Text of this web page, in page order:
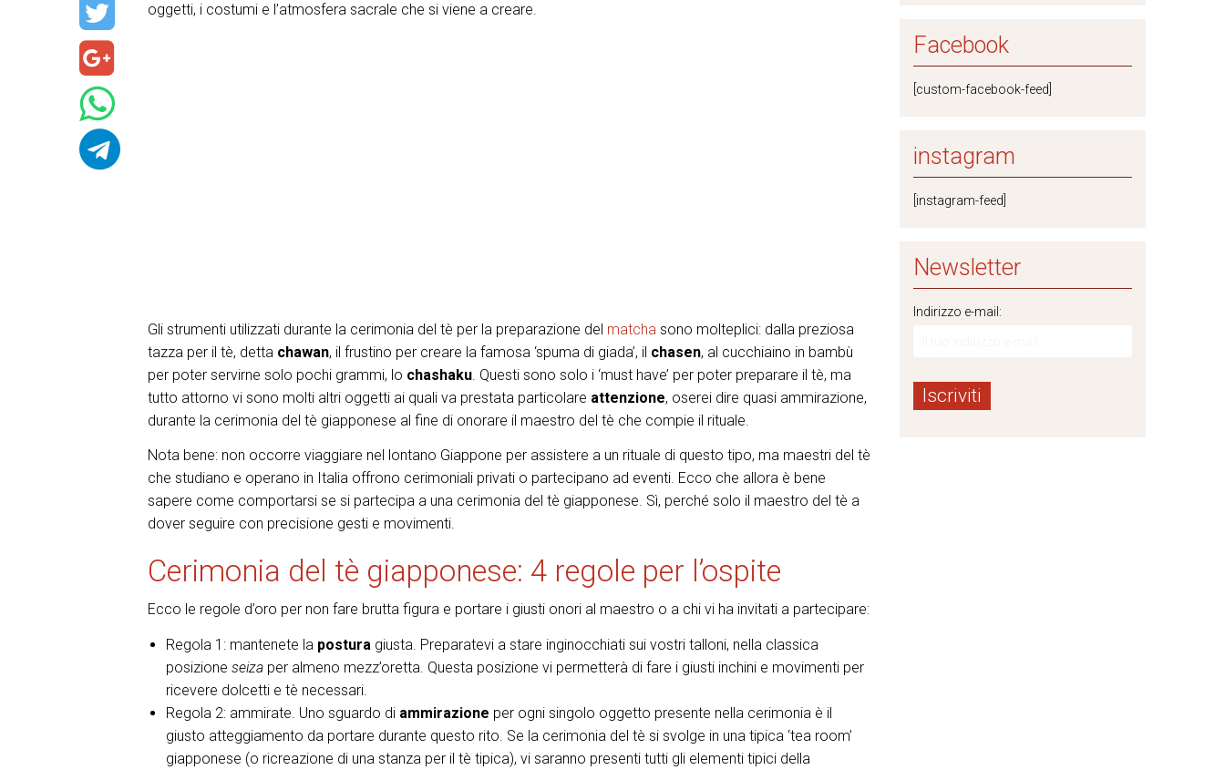
oggetti, i costumi e l’atmosfera sacrale che si viene a creare.
Gli strumenti utilizzati durante la cerimonia del tè per la preparazione del matcha sono molteplici: dalla preziosa
tazza per il tè, detta chawan, il frustino per creare la famosa ‘spuma di giada’, il chasen, al cucchiaino in bambù
per poter servirne solo pochi grammi, lo chashaku. Questi sono solo i ‘must have’ per poter preparare il tè, ma
tutto attorno vi sono molti altri oggetti ai quali va prestata particolare attenzione, oserei dire quasi ammirazione,
durante la cerimonia del tè giapponese al fine di onorare il maestro del tè che compie il rituale.
Nota bene: non occorre viaggiare nel lontano Giappone per assistere a un rituale di questo tipo, ma maestri del tè
che studiano e operano in Italia offrono cerimoniali privati o partecipano ad eventi. Ecco che allora è bene
sapere come comportarsi se si partecipa a una cerimonia del tè giapponese. Sì, perché solo il maestro del tè a
dover seguire con precisione gesti e movimenti.
Cerimonia del tè giapponese: 4 regole per l’ospite
Ecco le regole d’oro per non fare brutta figura e portare i giusti onori al maestro o a chi vi ha invitati a partecipare:
Regola 1: mantenete la posturagiusta. Preparatevi a stare inginocchiati sui vostri talloni, nella classica
posizione seizaper almeno mezz’oretta. Questa posizione vi permetterà di fare i giusti inchini e movimenti per
ricevere dolcetti e tè necessari.
Regola 2: ammirate. Uno sguardo di ammirazione per ogni singolo oggetto presente nella cerimonia è il
giusto atteggiamento da portare durante questo rito. Se la cerimonia del tè si svolge in una tipica ‘tea room’
giapponese (o ricreazione di una stanza per il tè tipica), vi saranno presenti tutti gli elementi tipici della
Facebook
[custom-facebook-feed]
instagram
[instagram-feed]
Newsletter
Indirizzo e-mail: